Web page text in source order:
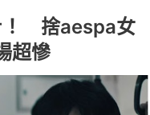
！ 捨aespa女
超慘